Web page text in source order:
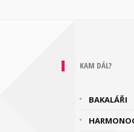
KAM DÁL?
BAKALÁŘI